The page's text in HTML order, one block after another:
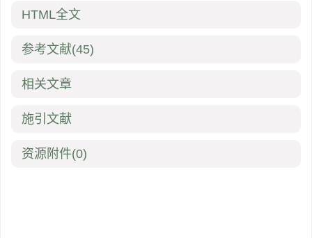
HTML全文
参考文献(45)
相关文章
施引文献
资源附件(0)